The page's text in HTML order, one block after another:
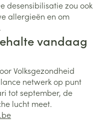
desensibilisatie zou ook
allergieën en om
vandaag
Volksgezondheid
netwerk op punt
tot september, de
lucht meet.